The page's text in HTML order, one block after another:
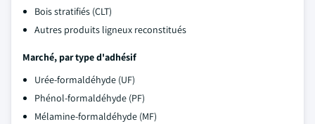
Bois stratifiés (CLT)
Autres produits ligneux reconstitués
Marché, par type d'adhésif
Urée-formaldéhyde (UF)
Phénol-formaldéhyde (PF)
Mélamine-formaldéhyde (MF)